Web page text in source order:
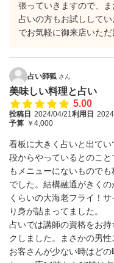
張っていきますので、ま
占いの方もお試しして
でお気軽に御来店いただ
占い師狐 さん
美味しい料理と占い
5.00
投稿日 2024/04/21利用日
予算 ￥4,000
看板に大きく占いと出て
段からやっているとのこ
もメニューにないもので
でした。結構融通がきく
くらいの大海老フライ！
り身が詰まってました。
占いでは講師の資格をお
クしました。まさかの男
お客さんが少ない時はど